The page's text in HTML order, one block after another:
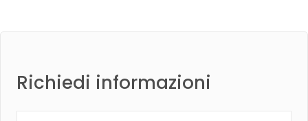
Richiedi informazioni